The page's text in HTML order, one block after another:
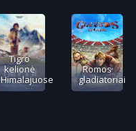
Tigro
kelionė
Himalajuose
Romos
gladiatoriai